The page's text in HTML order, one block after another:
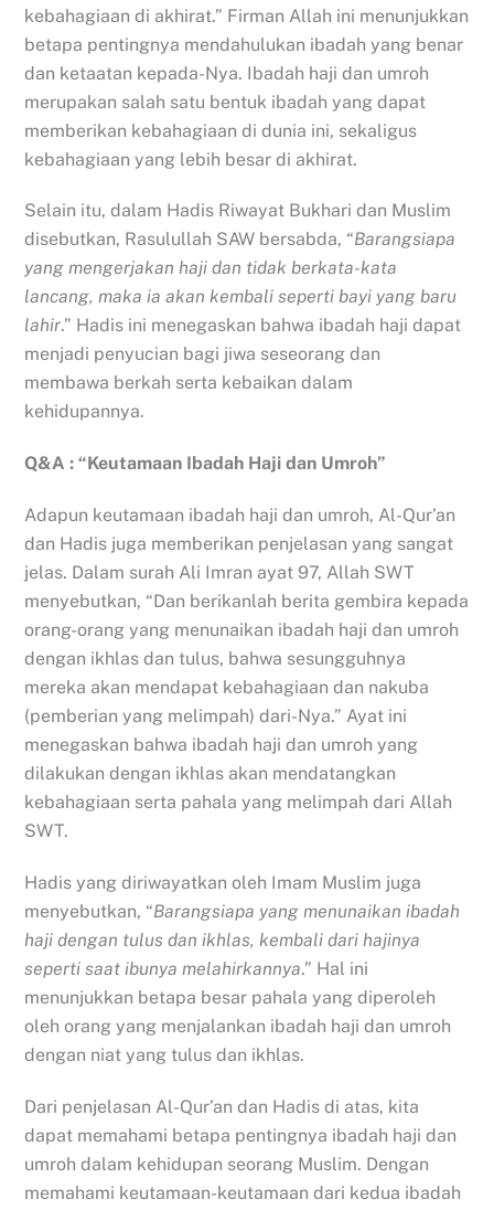
kebahagiaan di akhirat.” Firman Allah ini menunjukkan
betapa pentingnya mendahulukan ibadah yang benar
dan ketaatan kepada-Nya. Ibadah haji dan umroh
merupakan salah satu bentuk ibadah yang dapat
memberikan kebahagiaan di dunia ini, sekaligus
kebahagiaan yang lebih besar di akhirat.
Selain itu, dalam Hadis Riwayat Bukhari dan Muslim
disebutkan, Rasulullah SAW bersabda, “Barangsiapa
yang mengerjakan haji dan tidak berkata-kata
lancang, maka ia akan kembali seperti bayi yang baru
lahir.” Hadis ini menegaskan bahwa ibadah haji dapat
menjadi penyucian bagi jiwa seseorang dan
membawa berkah serta kebaikan dalam
kehidupannya.
Q&A : “Keutamaan Ibadah Haji dan Umroh”
Adapun keutamaan ibadah haji dan umroh, Al-Qur’an
dan Hadis juga memberikan penjelasan yang sangat
jelas. Dalam surah Ali Imran ayat 97, Allah SWT
menyebutkan, “Dan berikanlah berita gembira kepada
orang-orang yang menunaikan ibadah haji dan umroh
dengan ikhlas dan tulus, bahwa sesungguhnya
mereka akan mendapat kebahagiaan dan nakuba
(pemberian yang melimpah) dari-Nya.” Ayat ini
menegaskan bahwa ibadah haji dan umroh yang
dilakukan dengan ikhlas akan mendatangkan
kebahagiaan serta pahala yang melimpah dari Allah
SWT.
Hadis yang diriwayatkan oleh Imam Muslim juga
menyebutkan, “Barangsiapa yang menunaikan ibadah
haji dengan tulus dan ikhlas, kembali dari hajinya
seperti saat ibunya melahirkannya.” Hal ini
menunjukkan betapa besar pahala yang diperoleh
oleh orang yang menjalankan ibadah haji dan umroh
dengan niat yang tulus dan ikhlas.
Dari penjelasan Al-Qur’an dan Hadis di atas, kita
dapat memahami betapa pentingnya ibadah haji dan
umroh dalam kehidupan seorang Muslim. Dengan
memahami keutamaan-keutamaan dari kedua ibadah